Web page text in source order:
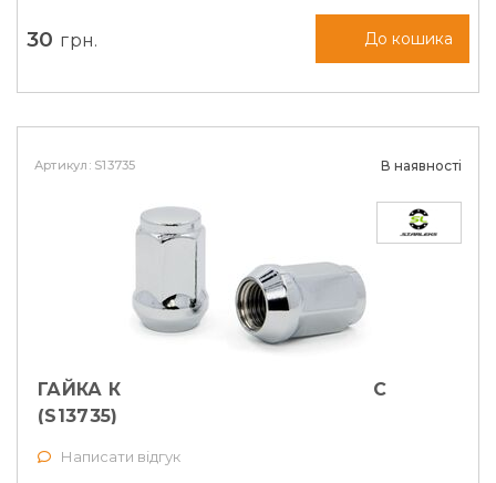
30 грн. До кошика
Артикул: S13735 В наявності
ГАЙКА КОЛІСНА M12X1,5X35 КОНУС
(S13735)
Написати відгук